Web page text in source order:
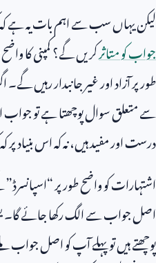
لیکن یہاں سب سے اہم بات یہ ہے
جواب کو متاثرکریں گے؟ کمپنی کا
طور پر آزاد اور غیر جانبدار رہیں
سے متعلق سوال پوچھتا ہے تو جواب
درست اور مفید ہیں، نہ کہ اس بنیاد
اشتہارات کو واضح طور پر “اسپانسرڈ”
اصل جواب سے الگ رکھا جائے گا۔
پوچھتے ہیں تو پہلے آپ کو اصل جواب ملے